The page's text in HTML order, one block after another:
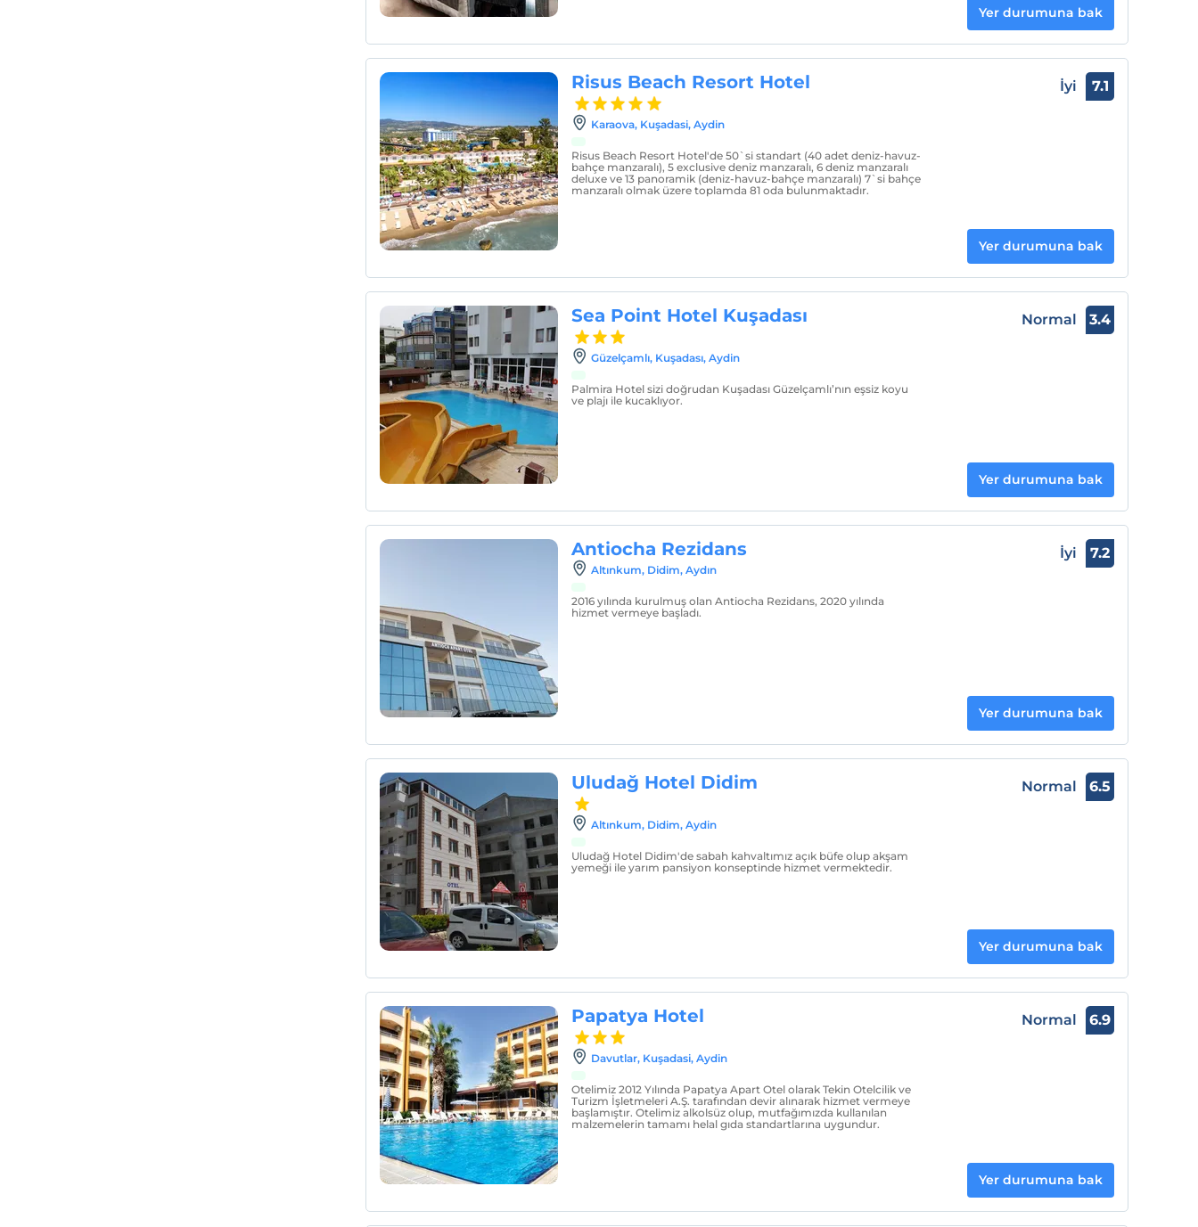
Yer durumuna bak
Risus Beach Resort Hotel
Karaova, Kuşadasi, Aydin
Risus Beach Resort Hotel'de 50`si standart (40 adet deniz-havuz-
bahçe manzaralı), 5 exclusive deniz manzaralı, 6 deniz manzaralı
deluxe ve 13 panoramik (deniz-havuz-bahçe manzaralı) 7`si bahçe
manzaralı olmak üzere toplamda 81 oda bulunmaktadır.
İyi 7.1
Yer durumuna bak
Sea Point Hotel Kuşadası
Güzelçamlı, Kuşadası, Aydin
Palmira Hotel sizi doğrudan Kuşadası Güzelçamlı’nın eşsiz koyu
ve plajı ile kucaklıyor.
Normal 3.4
Yer durumuna bak
Antiocha Rezidans
Altınkum, Didim, Aydın
2016 yılında kurulmuş olan Antiocha Rezidans, 2020 yılında
hizmet vermeye başladı.
İyi 7.2
Yer durumuna bak
Uludağ Hotel Didim
Altınkum, Didim, Aydin
Uludağ Hotel Didim'de sabah kahvaltımız açık büfe olup akşam
yemeği ile yarım pansiyon konseptinde hizmet vermektedir.
Normal 6.5
Yer durumuna bak
Papatya Hotel
Davutlar, Kuşadasi, Aydin
Otelimiz 2012 Yılında Papatya Apart Otel olarak Tekin Otelcilik ve
Turizm İşletmeleri A.Ş. tarafından devir alınarak hizmet vermeye
başlamıştır. Otelimiz alkolsüz olup, mutfağımızda kullanılan
malzemelerin tamamı helal gıda standartlarına uygundur.
Normal 6.9
Yer durumuna bak